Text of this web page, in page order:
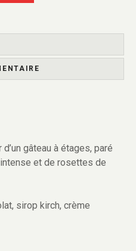
gâteau à étages, paré
et de rosettes de
sirop kirch, crème